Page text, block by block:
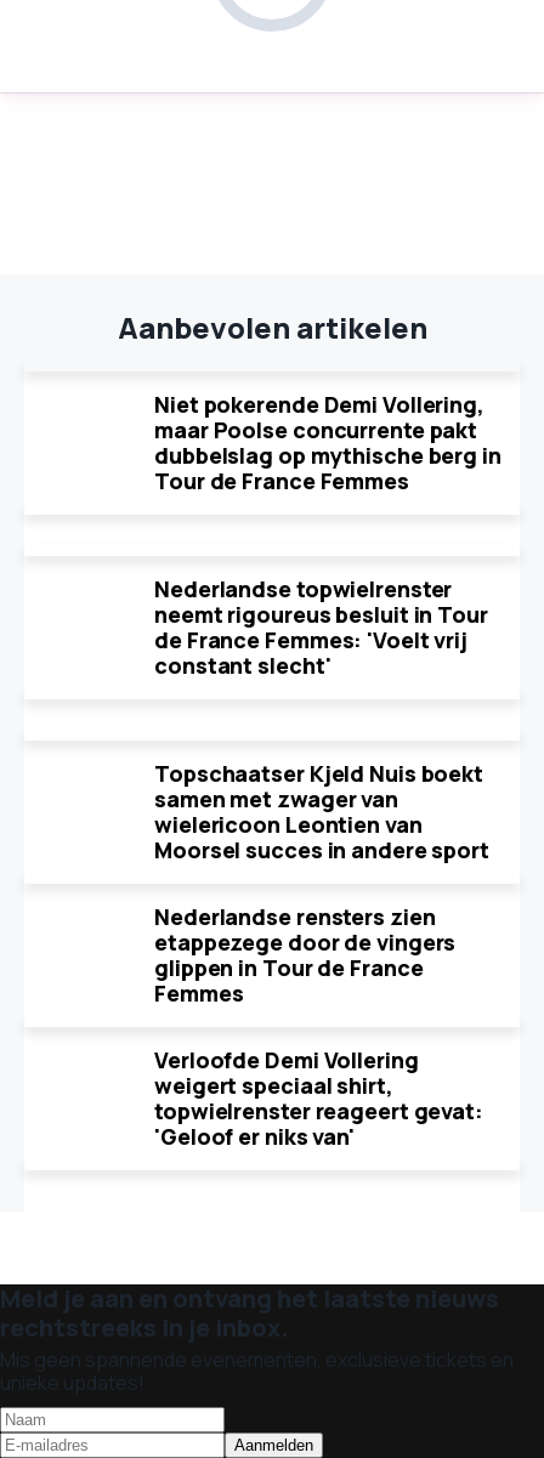
Aanbevolen artikelen
Niet pokerende Demi Vollering,
maar Poolse concurrente pakt
dubbelslag op mythische berg in
Tour de France Femmes
Nederlandse topwielrenster
neemt rigoureus besluit in Tour
de France Femmes: 'Voelt vrij
constant slecht'
Topschaatser Kjeld Nuis boekt
samen met zwager van
wielericoon Leontien van
Moorsel succes in andere sport
Nederlandse rensters zien
etappezege door de vingers
glippen in Tour de France
Femmes
Verloofde Demi Vollering
weigert speciaal shirt,
topwielrenster reageert gevat:
'Geloof er niks van'
Meld je aan en ontvang het laatste nieuws
rechtstreeks in je inbox.
Mis geen spannende evenementen, exclusieve tickets en
unieke updates!